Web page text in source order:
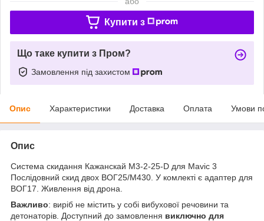
Купити з
Що таке купити з Пром?
Замовлення під захистом
Опис Характеристики Доставка Оплата Умови
Опис
Система скидання Кажанскай M3-2-25-D для Mavic 3
Послідовний скид двох ВОГ25/М430. У комлекті є адаптер для
ВОГ17. Живлення від дрона.
Важливо: виріб не містить у собі вибухової речовини та
детонаторів. Доступний до замовлення виключно для